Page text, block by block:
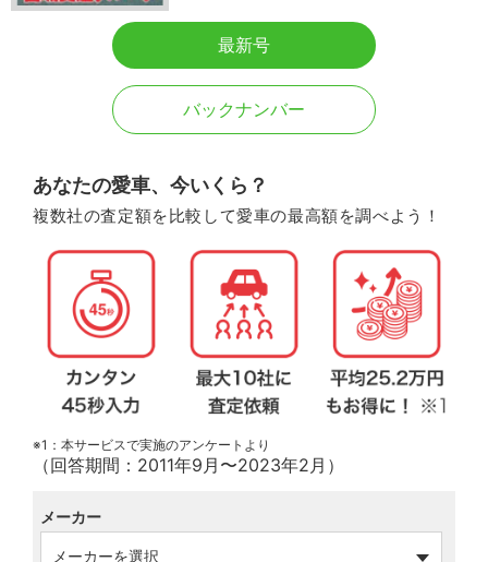
最新号
バックナンバー
あなたの愛車、今いくら？
複数社の査定額を比較して愛車の最高額を調べよう！
※1：本サービスで実施のアンケートより
（回答期間：2011年9月〜2023年2月）
メーカー